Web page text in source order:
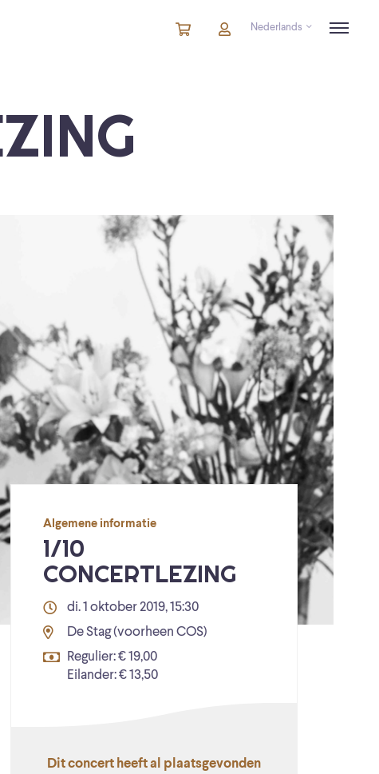
Winkelmandje
artikelenAccountNederlands
Algemene informatie
1/10
CONCERTLEZING
di. 1 oktober 2019, 15:30
De Stag (voorheen COS)
Regulier: € 19,00
Eilander: € 13,50
Dit concert heeft al plaatsgevonden